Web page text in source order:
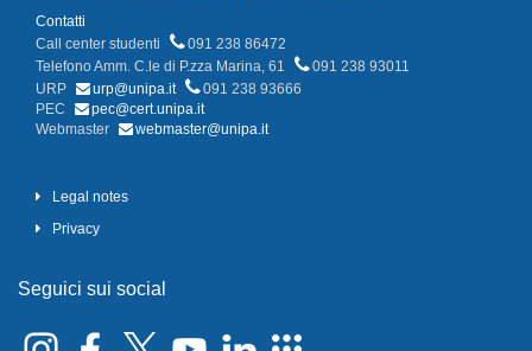
Contatti
Call center studenti
091 238 86472
Telefono Amm. C.le di P.zza Marina, 61
091 238 93011
URP
urp@unipa.it
091 238 93666
PEC
pec@cert.unipa.it
Webmaster
webmaster@unipa.it
Legal notes
Privacy
Seguici sui social